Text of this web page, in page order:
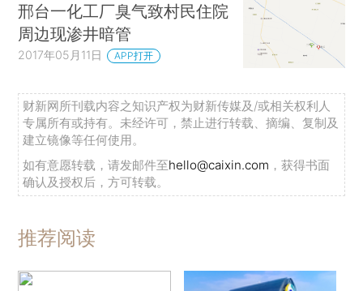
邢台一化工厂臭气致村民住院
周边现渗井暗管
2017年05月11日 APP打开
财新网所刊载内容之知识产权为财新传媒及/或相关权利人
专属所有或持有。未经许可，禁止进行转载、摘编、复制及
建立镜像等任何使用。
如有意愿转载，请发邮件至hello@caixin.com ，获得书面
确认及授权后，方可转载。
推荐阅读